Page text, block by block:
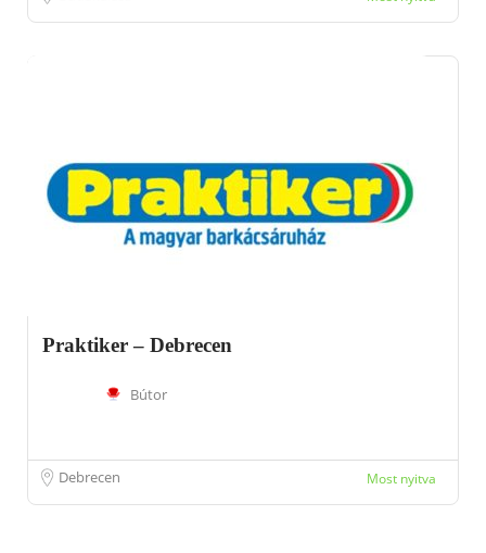
Praktiker – Debrecen
Bútor
Debrecen Most nyitva